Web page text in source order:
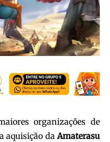
organizações de
aquisição daAmaterasu